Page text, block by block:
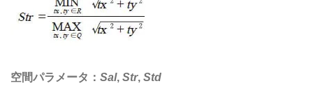
空間パラメータ： Sal, Str, Std